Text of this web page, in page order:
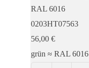
Menge
RAL 6016
0203HT07563
56,00 €
grün ≈ RAL 6016